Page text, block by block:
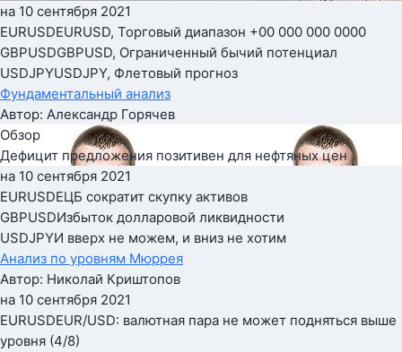
на 10 сентября 2021
EURUSDEURUSD, Торговый диапазон +00 000 000 0000
GBPUSDGBPUSD, Ограниченный бычий потенциал
USDJPYUSDJPY, Флетовый прогноз
Фундаментальный анализ
Автор: Александр Горячев
Обзор
Дефицит предложения позитивен для нефтяных цен
на 10 сентября 2021
EURUSDЕЦБ сократит скупку активов
GBPUSDИзбыток долларовой ликвидности
USDJPYИ вверх не можем, и вниз не хотим
Анализ по уровням Мюррея
Автор: Николай Криштопов
на 10 сентября 2021
EURUSDEUR/USD: валютная пара не может подняться выше
уровня (4/8)